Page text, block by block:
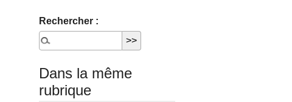
Rechercher :
Dans la même
rubrique